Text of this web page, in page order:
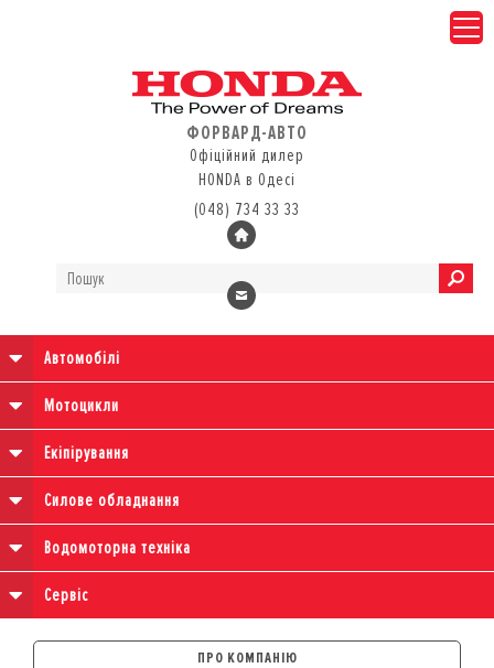
ФОРВАРД-АВТО
Офіційний дилер
HONDA в Одесі
(048) 734 33 33
Автомобілі
Мотоцикли
Екіпірування
Силове обладнання
Водомоторна техніка
Сервіс
ПРО КОМПАНІЮ